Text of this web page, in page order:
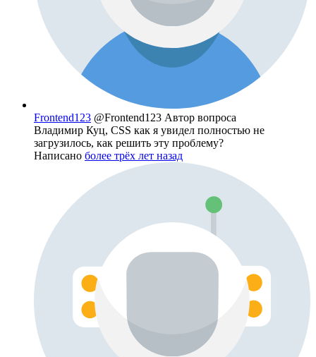
Frontend123 @Frontend123 Автор вопроса
Владимир Куц, CSS как я увидел полностью не
загрузилось, как решить эту проблему?
Написано более трёх лет назад